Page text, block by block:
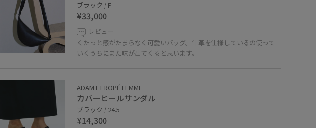
ブラック / F
¥33,000
レビュー
くたっと感がたまらなく可愛いバッグ。牛革を仕様しているの使って
いくうちにまた味が出てくると思います。
ADAM ET ROPÉ FEMME
カバーヒールサンダル
ブラック / 24.5
¥14,300